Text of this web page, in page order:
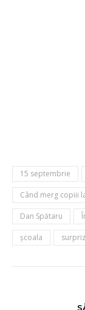
15 septembrie
Când merg copiii
Dan Spătaru
şcoala